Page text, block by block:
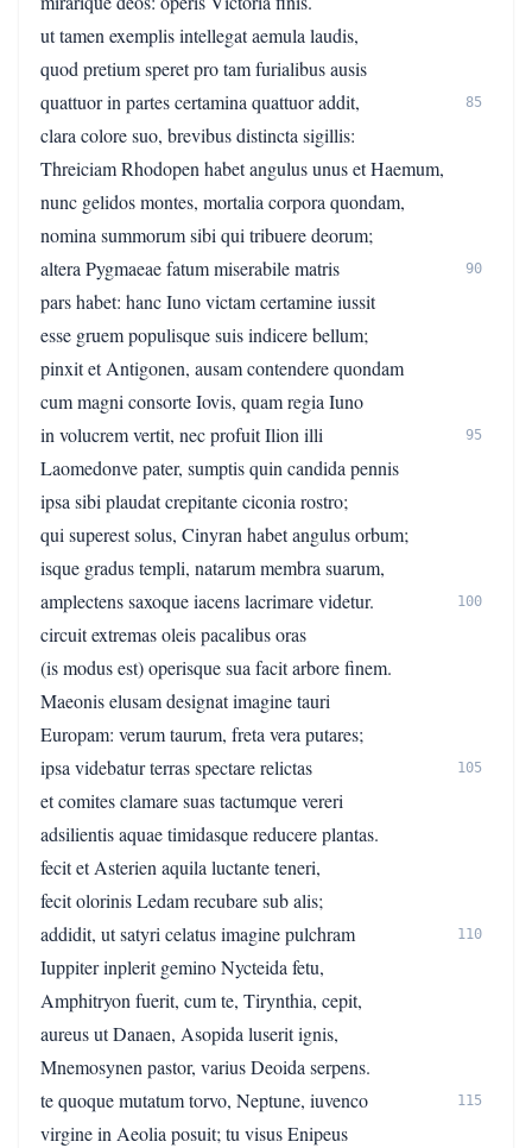
ut tamen exemplis intellegat aemula laudis,
quod pretium speret pro tam furialibus ausis
quattuor in partes certamina quattuor addit,
85
clara colore suo, brevibus distincta sigillis:
Threiciam Rhodopen habet angulus unus et Haemum,
nunc gelidos montes, mortalia corpora quondam,
nomina summorum sibi qui tribuere deorum;
altera Pygmaeae fatum miserabile matris
90
pars habet: hanc Iuno victam certamine iussit
esse gruem populisque suis indicere bellum;
pinxit et Antigonen, ausam contendere quondam
cum magni consorte Iovis, quam regia Iuno
in volucrem vertit, nec profuit Ilion illi
95
Laomedonve pater, sumptis quin candida pennis
ipsa sibi plaudat crepitante ciconia rostro;
qui superest solus, Cinyran habet angulus orbum;
isque gradus templi, natarum membra suarum,
amplectens saxoque iacens lacrimare videtur.
100
circuit extremas oleis pacalibus oras
(is modus est) operisque sua facit arbore finem.
Maeonis elusam designat imagine tauri
Europam: verum taurum, freta vera putares;
ipsa videbatur terras spectare relictas
105
et comites clamare suas tactumque vereri
adsilientis aquae timidasque reducere plantas.
fecit et Asterien aquila luctante teneri,
fecit olorinis Ledam recubare sub alis;
addidit, ut satyri celatus imagine pulchram
110
Iuppiter inplerit gemino Nycteida fetu,
Amphitryon fuerit, cum te, Tirynthia, cepit,
aureus ut Danaen, Asopida luserit ignis,
Mnemosynen pastor, varius Deoida serpens.
te quoque mutatum torvo, Neptune, iuvenco
115
virgine in Aeolia posuit; tu visus Enipeus